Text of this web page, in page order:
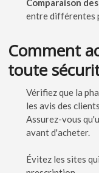
entre différentes
Comment
toute
Vérifiez que la
les avis des
Assurez-vous
avant d'acheter.
Évitez les sites